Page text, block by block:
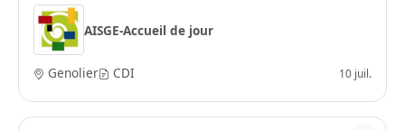
AISGE-Accueil de jour
Genolier CDI 10 juil.